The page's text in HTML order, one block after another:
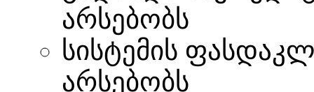
არსებობს
სისტემის
არსებობს